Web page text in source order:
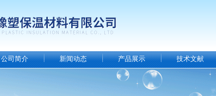
公司简介 新闻动态 产品展示 技术文献